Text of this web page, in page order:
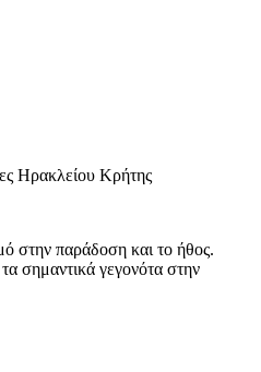
Ηρακλείου Κρήτης
στην παράδοση και το ήθος.
σημαντικά γεγονότα στην